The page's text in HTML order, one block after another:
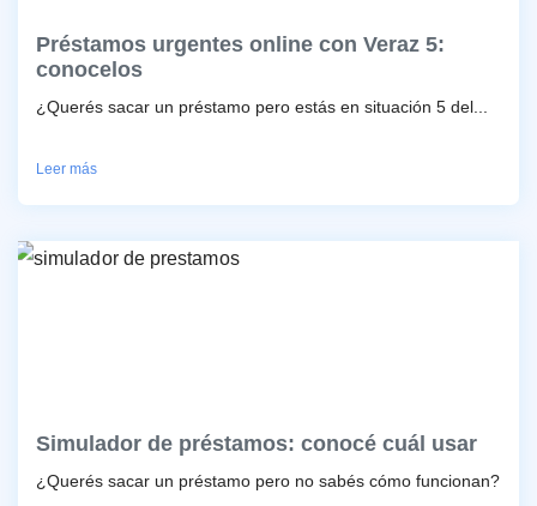
Préstamos urgentes online con Veraz 5:
conocelos
¿Querés sacar un préstamo pero estás en situación 5 del...
Leer más
Simulador de préstamos: conocé cuál usar
¿Querés sacar un préstamo pero no sabés cómo funcionan?